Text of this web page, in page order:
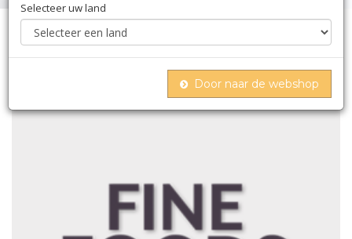
Home Kruiden
Roze peper - schinusbessen, gedroogd, 1 kg
Selecteer uw land
Door naar de webshop